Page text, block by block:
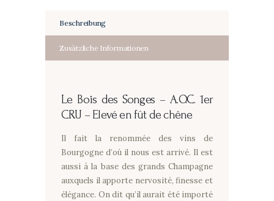
fûtBeschreibung
Zusätzliche Informationen
Le Bois des Songes –A.O.C. 1er
CRU – Elevé en fût de chêne
Il fait la renommée des vins de
Bourgogne d’où il nous est arrivé. Il est
aussi à la base des grands Champagne
auxquels il apporte nervosité, finesse et
élégance. On dit qu’il aurait été importé